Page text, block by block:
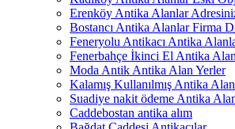
Erenköy Antika Alanlar
Bostancı Antika Alanlar Firma
Feneryolu Antikacı Antika
Fenerbahçe İkinci El Antika
Moda Antik Antika Alan Yerler
Kalamış Kullanılmış Antika
Suadiye nakit ödeme Antika
Caddebostan antika alım